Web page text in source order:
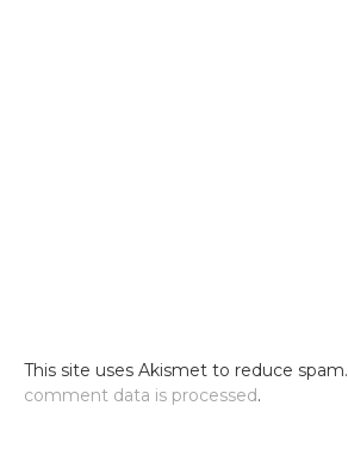
This site uses Akismet to reduce spam.
comment data is processed.